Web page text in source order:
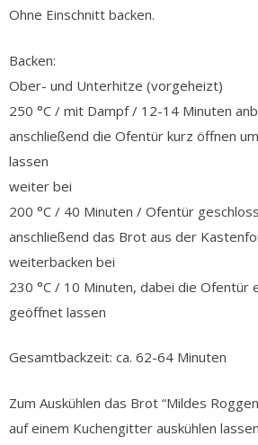
Ohne Einschnitt backen.
Backen:
Ober- und Unterhitze (vorgeheizt)
250 °C / mit Dampf / 12-14 Minuten
anschließend die Ofentür kurz öffnen
lassen
weiter bei
200 °C / 40 Minuten / Ofentür
anschließend das Brot aus der
weiterbacken bei
230 °C / 10 Minuten, dabei die Ofentür
geöffnet lassen
Gesamtbackzeit: ca. 62-64 Minuten
Zum Auskühlen das Brot “Mildes
auf einem Kuchengitter auskühlen